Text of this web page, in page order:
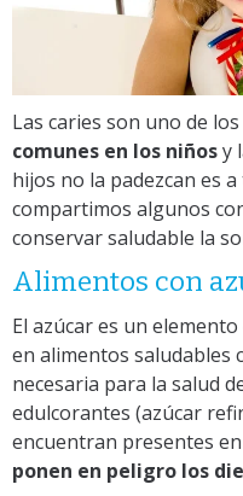
Las caries son uno de los
comunes en los niñosy
hijos no la padezcan es
compartimos algunos
conservar saludable la
Alimentos con
El azúcar es un
en alimentos saludables
necesaria para la salud
edulcorantes (azúcar
encuentran presentes
ponen en peligro los